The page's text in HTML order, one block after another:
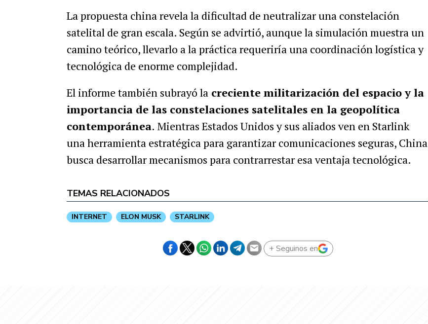
La propuesta china revela la dificultad de neutralizar una constelación
satelital de gran escala. Según se advirtió, aunque la simulación muestra un
camino teórico, llevarlo a la práctica requeriría una coordinación logística y
tecnológica de enorme complejidad.
El informe también subrayó lacreciente militarización del espacio y la
importancia de las constelaciones satelitales en la geopolítica
contemporánea. Mientras Estados Unidos y sus aliados ven en Starlink
una herramienta estratégica para garantizar comunicaciones seguras, China
busca desarrollar mecanismos para contrarrestar esa ventaja tecnológica.
TEMAS RELACIONADOS
INTERNET ELON MUSK STARLINK
+ Seguinos en